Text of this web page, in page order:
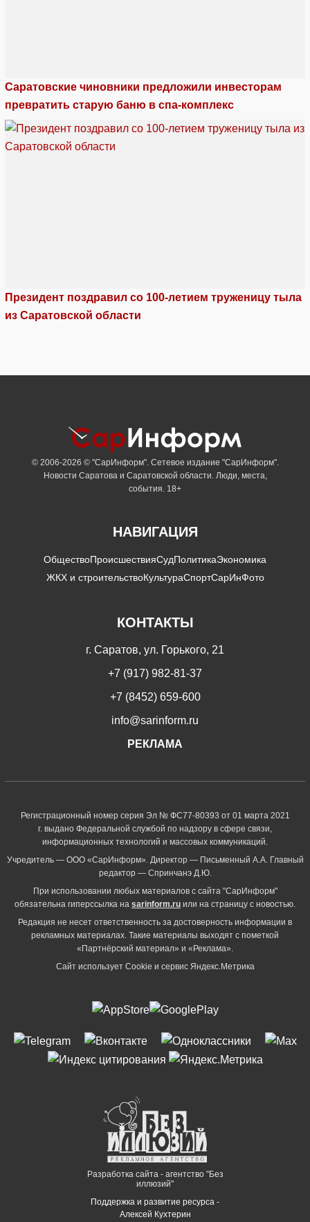
Саратовские чиновники предложили инвесторам
превратить старую баню в спа-комплекс
Президент поздравил со 100-летием труженицу тыла
из Саратовской области
© 2006-2026 © "СарИнформ". Сетевое издание "СарИнформ".
Новости Саратова и Саратовской области. Люди, места,
события. 18+
НАВИГАЦИЯ
ОбществоПроисшествияСудПолитикаЭкономика
ЖКХ и строительствоКультураСпортСарИнФото
КОНТАКТЫ
г. Саратов, ул. Горького, 21
+7 (917) 982-81-37
+7 (8452) 659-600
info@sarinform.ru
РЕКЛАМА
Регистрационный номер серия Эл № ФС77-80393 от 01 марта 2021
г. выдано Федеральной службой по надзору в сфере связи,
информационных технологий и массовых коммуникаций.
Учредитель — ООО «СарИнформ». Директор — Письменный А.А. Главный
редактор — Спринчанэ Д.Ю.
При использовании любых материалов с сайта "СарИнформ"
обязательна гиперссылка на sarinform.ru или на страницу с новостью.
Редакция не несет ответственность за достоверность информации в
рекламных материалах. Такие материалы выходят с пометкой
«Партнёрский материал» и «Реклама».
Сайт использует Cookie и сервиc Яндекс.Метрика
Разработка сайта - агентство "Без
иллюзий"
Поддержка и развитие ресурса -
Алексей Кухтерин